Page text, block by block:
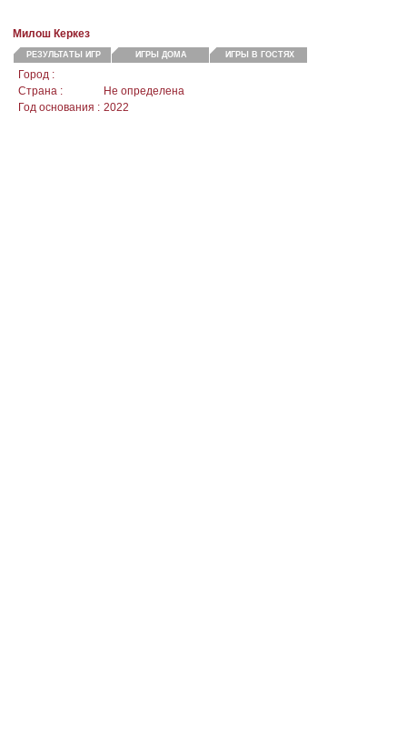
Милош Керкез
РЕЗУЛЬТАТЫ ИГР ИГРЫ ДОМА ИГРЫ В ГОСТЯХ
Город :
Страна :
Не определена
Год основания : 2022